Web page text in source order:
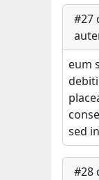
#27
eum
sed
#28